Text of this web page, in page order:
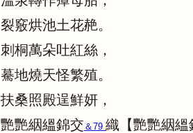
裂竅烘池土花赩。
刺桐萬朵吐紅絲，
驀地燒天怪繁殖。
扶桑照殿逞鮮妍，
艷艷絪縕錦交 ＆79 織【艷艷絪縕